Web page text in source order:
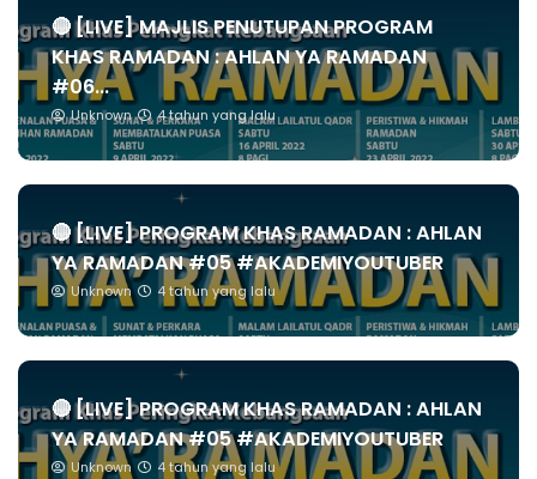
🔴 [LIVE] MAJLIS PENUTUPAN PROGRAM
KHAS RAMADAN : AHLAN YA RAMADAN
#06...
Unknown 4 tahun yang lalu
🔴 [LIVE] PROGRAM KHAS RAMADAN : AHLAN
YA RAMADAN #05 #AKADEMIYOUTUBER
Unknown 4 tahun yang lalu
🔴 [LIVE] PROGRAM KHAS RAMADAN : AHLAN
YA RAMADAN #05 #AKADEMIYOUTUBER
Unknown 4 tahun yang lalu